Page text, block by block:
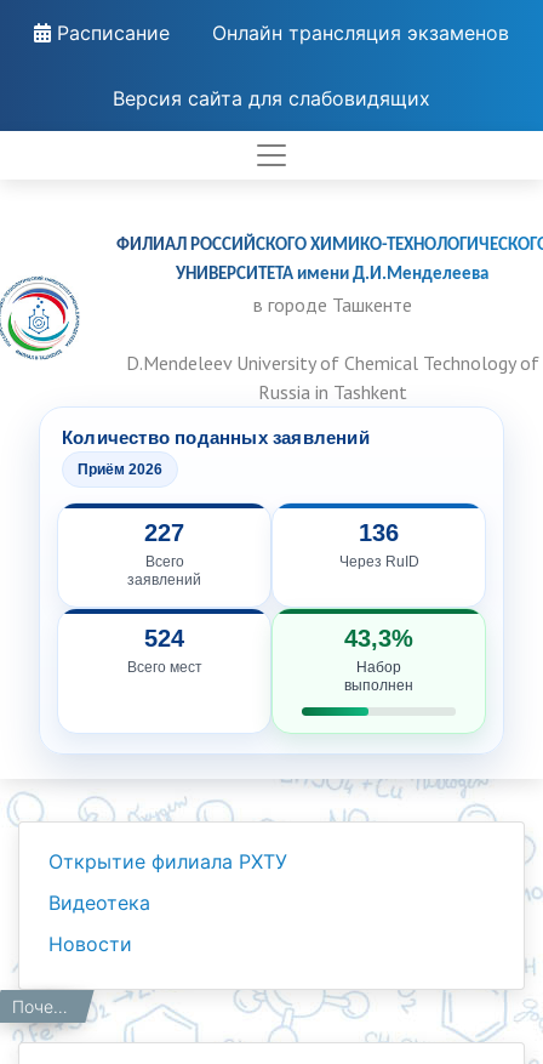
Расписание Онлайн трансляция экзаменов
Версия сайта для слабовидящих
ФИЛИАЛ РОССИЙСКОГО ХИМИКО-
УНИВЕРСИТЕТА имени Д.И.Менделеева
в городе Ташкенте
D.Mendeleev University of Chemical Technology of
Russia in Tashkent
Количество поданных заявлений
Приём 2026
227
Всего
заявлений
136
Через RuID
524
Всего мест
43,3%
Набор
выполнен
Открытие филиала РХТУ
Видеотека
Новости
Главная
Работникам
НовостиПочему именно ПИШ – Передовая инженерная школа?